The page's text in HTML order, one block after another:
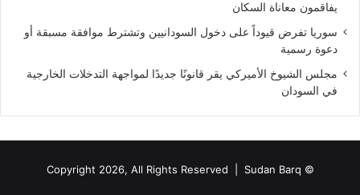
يفاقمون معاناة السكان
سوريا تفرض قيوداً على دخول السودانيين وتشترط موافقة مسبقة أو
دعوة رسمية
مجلس الشيوخ الأميركي يقر قانونًا جديدًا لمواجهة التدخلات الخارجية
في السودان
© Copyright 2026, All Rights Reserved |
Sudan Barq